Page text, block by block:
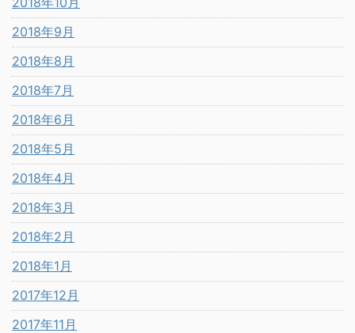
2018年9月
2018年8月
2018年7月
2018年6月
2018年5月
2018年4月
2018年3月
2018年2月
2018年1月
2017年12月
2017年11月